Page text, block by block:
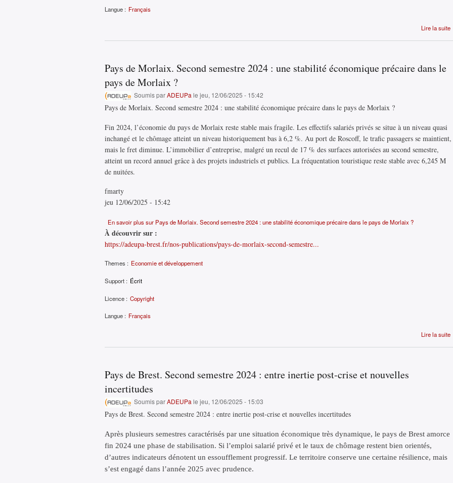
Langue : Français
Lire la suite
Pays de Morlaix. Second semestre 2024 : une stabilité économique précaire dans le
pays de Morlaix ?
Soumis parADEUPa le jeu, 12/06/2025 - 15:42
Pays de Morlaix. Second semestre 2024 : une stabilité économique précaire dans le pays de Morlaix ?
Fin 2024, l’économie du pays de Morlaix reste stable mais fragile. Les effectifs salariés privés se situe à un niveau quasi
inchangé et le chômage atteint un niveau historiquement bas à 6,2 %. Au port de Roscoff, le trafic passagers se maintient,
mais le fret diminue. L’immobilier d’entreprise, malgré un recul de 17 % des surfaces autorisées au second semestre,
atteint un record annuel grâce à des projets industriels et publics. La fréquentation touristique reste stable avec 6,245 M
de nuitées.
fmarty
jeu 12/06/2025 - 15:42
En savoir plussur Pays de Morlaix. Second semestre 2024 : une stabilité économique précaire dans le pays de Morlaix ?
À découvrir sur :
https://adeupa-brest.fr/nos-publications/pays-de-morlaix-second-semestre...
Themes : Economie et développement
Support : Écrit
Licence : Copyright
Langue : Français
Lire la suite
Pays de Brest. Second semestre 2024 : entre inertie post-crise et nouvelles
incertitudes
Soumis parADEUPa le jeu, 12/06/2025 - 15:03
Pays de Brest. Second semestre 2024 : entre inertie post-crise et nouvelles incertitudes
Après plusieurs semestres caractérisés par une situation économique très dynamique, le pays de Brest amorce
fin 2024 une phase de stabilisation. Si l’emploi salarié privé et le taux de chômage restent bien orientés,
d’autres indicateurs dénotent un essoufflement progressif. Le territoire conserve une certaine résilience, mais
s’est engagé dans l’année 2025 avec prudence.